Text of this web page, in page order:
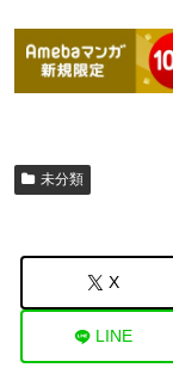
未分類
X
LINE